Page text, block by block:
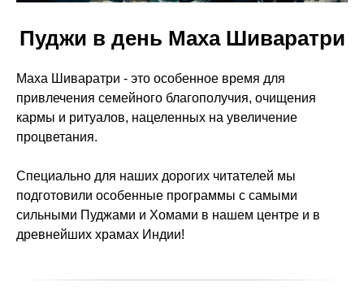
Пуджи в день Маха Шиваратри
Маха Шиваратри - это особенное время для
привлечения семейного благополучия, очищения
кармы и ритуалов, нацеленных на увеличение
процветания.
Специально для наших дорогих читателей мы
подготовили особенные программы с самыми
сильными Пуджами и Хомами в нашем центре и в
древнейших храмах Индии!